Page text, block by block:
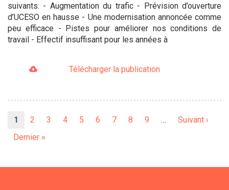
suivants: - Augmentation du trafic - Prévision d’ouverture
d’UCESO en hausse - Une modernisation annoncée comme
peu efficace - Pistes pour améliorer nos conditions de
travail - Effectif insuffisant pour les années à
Télécharger la publication
Page
1 Page
2 Page
3 Page
4 Page
5 Page
6 Page
7 Page
8 Page
9 …
Page
Suivant ›
Dernière
Dernier »